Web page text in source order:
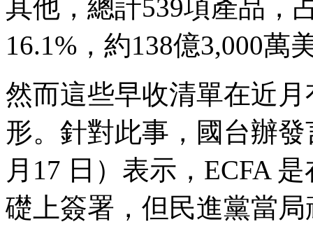
其他，總計539項產品，
16.1%，約138億3,000萬
然而這些早收清單在近
形。針對此事，國台辦
月17 日）表示，ECFA
礎上簽署，但民進黨當